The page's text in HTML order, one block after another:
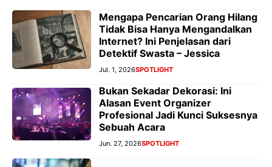
Mengapa Pencarian Orang Hilang
Tidak Bisa Hanya Mengandalkan
Internet? Ini Penjelasan dari
Detektif Swasta – Jessica
Jul. 1, 2026SPOTLIGHT
Bukan Sekadar Dekorasi: Ini
Alasan Event Organizer
Profesional Jadi Kunci Suksesnya
Sebuah Acara
Jun. 27, 2026SPOTLIGHT